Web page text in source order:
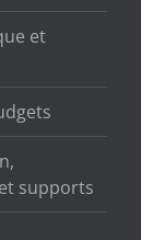
et
supports